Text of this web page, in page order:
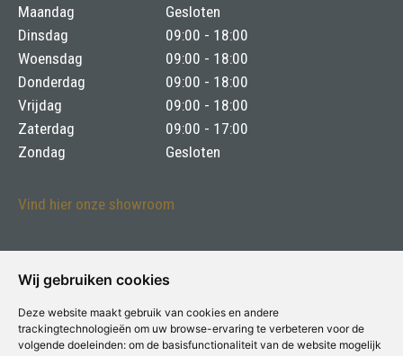
Wij gebruiken cookies
Deze website maakt gebruik van cookies en andere
trackingtechnologieën om uw browse-ervaring te verbeteren voor de
volgende doeleinden: om de basisfunctionaliteit van de website mogelijk
Maandag
Gesloten
Dinsdag
09:00 - 18:00
Woensdag
09:00 - 18:00
Donderdag
09:00 - 18:00
Vrijdag
09:00 - 18:00
Zaterdag
09:00 - 17:00
Zondag
Gesloten
Vind hier onze showroom
Moesdijk 13 - 6004 AX Weert